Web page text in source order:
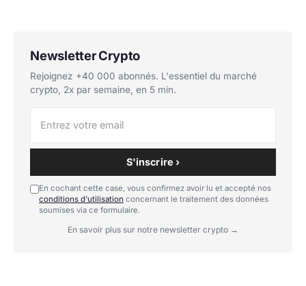
Newsletter Crypto
Rejoignez +40 000 abonnés. L'essentiel du marché
crypto, 2x par semaine, en 5 min.
S'inscrire ›
En cochant cette case, vous confirmez avoir lu et accepté nos
conditions d'utilisation concernant le traitement des données
soumises via ce formulaire.
En savoir plus sur notre newsletter crypto →